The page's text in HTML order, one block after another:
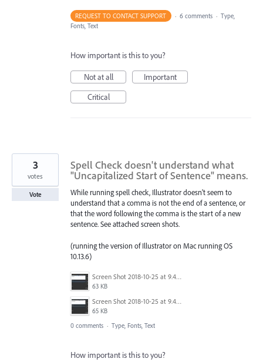
REQUEST TO CONTACT SUPPORT · 6 comments · Type,
Fonts, Text
How important is this to you?
Not at all
Important
Critical
Spell Check doesn't understand what
"Uncapitalized Start of Sentence" means.
While running spell check, Illustrator doesn't seem to
understand that a comma is not the end of a sentence, or
that the word following the comma is the start of a new
sentence. See attached screen shots.
(running the version of Illustrator on Mac running OS
10.13.6)
Screen Shot 2018-10-25 at 9.43.03 AM.jpg
63 KB
Screen Shot 2018-10-25 at 9.42.50 AM.jpg
65 KB
3
votes
Vote
0 comments · Type, Fonts, Text
How important is this to you?